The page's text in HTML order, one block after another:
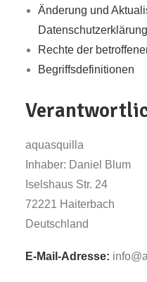
Änderung und
Datenschutzerklärung
Rechte der
Begriffsdefinitionen
aquasquilla
Inhaber: Daniel Blum
Iselshaus Str. 24
72221 Haiterbach
Deutschland
E-Mail-Adresse: